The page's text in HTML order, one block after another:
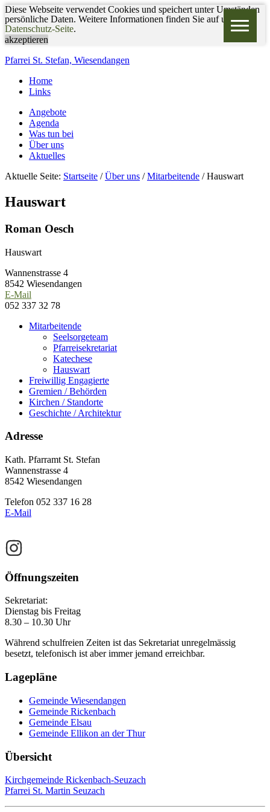
Diese Webseite verwendet Cookies und speichert unter Umständen
persönliche Daten. Weitere Informationen finden Sie auf unserer
Datenschutz-Seite.
akzeptieren
Pfarrei St. Stefan, Wiesendangen
Home
Links
Angebote
Agenda
Was tun bei
Über uns
Aktuelles
Aktuelle Seite: Startseite / Über uns / Mitarbeitende /Hauswart
Hauswart
Roman Oesch
Hauswart
Wannenstrasse 4
8542 Wiesendangen
E-Mail
052 337 32 78
Haupt-
Sidebar
(Primary)
Zweit-
Sidebar
(Secondary)
Mitarbeitende
Seelsorgeteam
Pfarreisekretariat
Katechese
Hauswart
Freiwillig Engagierte
Gremien / Behörden
Kirchen / Standorte
Geschichte / Architektur
Footer
Adresse
Kath. Pfarramt St. Stefan
Wannenstrasse 4
8542 Wiesendangen
Telefon 052 337 16 28
E-Mail
Öffnungszeiten
Sekretariat:
Dienstag bis Freitag
8.30 – 10.30 Uhr
Während schulfreien Zeiten ist das Sekretariat unregelmässig
besetzt, telefonisch ist aber immer jemand erreichbar.
Lagepläne
Gemeinde Wiesendangen
Gemeinde Rickenbach
Gemeinde Elsau
Gemeinde Ellikon an der Thur
Übersicht
Kirchgemeinde Rickenbach-Seuzach
Pfarrei St. Martin Seuzach